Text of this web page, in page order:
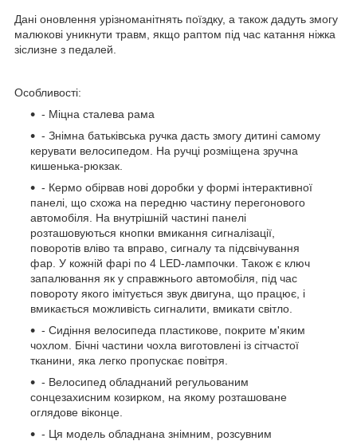
Дані оновлення урізноманітнять поїздку, а також дадуть змогу
малюкові уникнути травм, якщо раптом під час катання ніжка
зіслизне з педалей.
Особливості:
- Міцна сталева рама
- Знімна батьківська ручка дасть змогу дитині самому
керувати велосипедом. На ручці розміщена зручна
кишенька-рюкзак.
- Кермо обірвав нові доробки у формі інтерактивної
панелі, що схожа на передню частину перегонового
автомобіля. На внутрішній частині панелі
розташовуються кнопки вмикання сигналізації,
поворотів вліво та вправо, сигналу та підсвічування
фар. У кожній фарі по 4 LED-лампочки. Також є ключ
запалювання як у справжнього автомобіля, під час
повороту якого імітується звук двигуна, що працює, і
вмикається можливість сигналити, вмикати світло.
- Сидіння велосипеда пластикове, покрите м'яким
чохлом. Бічні частини чохла виготовлені із сітчастої
тканини, яка легко пропускає повітря.
- Велосипед обладнаний регульованим
сонцезахисним козирком, на якому розташоване
оглядове віконце.
- Ця модель обладнана знімним, розсувним